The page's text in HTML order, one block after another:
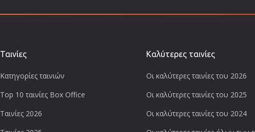
Ταινίες
Κατηγορίες ταινιών
Top 10 ταινίες Box Office
Ταινίες 2026
Καλύτερες ταινίες
Οι καλύτερες ταινίες του 2026
Οι καλύτερες ταινίες του 2025
Οι καλύτερες ταινίες του 2024